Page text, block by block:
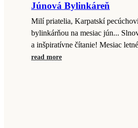
Júnová Bylinkáreň
Milí priatelia, Karpatskí
bylinkárňou na mesiac jún...
a inšpiratívne čítanie! Mesiac
read more